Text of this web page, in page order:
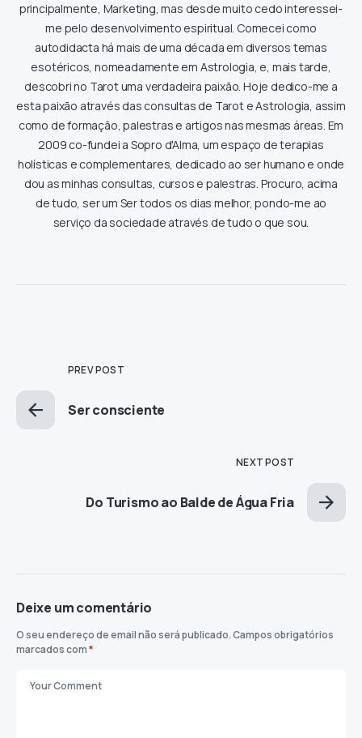
principalmente, Marketing, mas desde muito cedo interessei-
me pelo desenvolvimento espiritual. Comecei como
autodidacta há mais de uma década em diversos temas
esotéricos, nomeadamente em Astrologia, e, mais tarde,
descobri no Tarot uma verdadeira paixão. Hoje dedico-me a
esta paixão através das consultas de Tarot e Astrologia, assim
como de formação, palestras e artigos nas mesmas áreas. Em
2009 co-fundei a Sopro d'Alma, um espaço de terapias
holísticas e complementares, dedicado ao ser humano e onde
dou as minhas consultas, cursos e palestras. Procuro, acima
de tudo, ser um Ser todos os dias melhor, pondo-me ao
serviço da sociedade através de tudo o que sou.
PREV POST
Ser consciente
NEXT POST
Do Turismo ao Balde de Água Fria
Deixe um comentário
O seu endereço de email não será publicado.Campos obrigatórios
marcados com*